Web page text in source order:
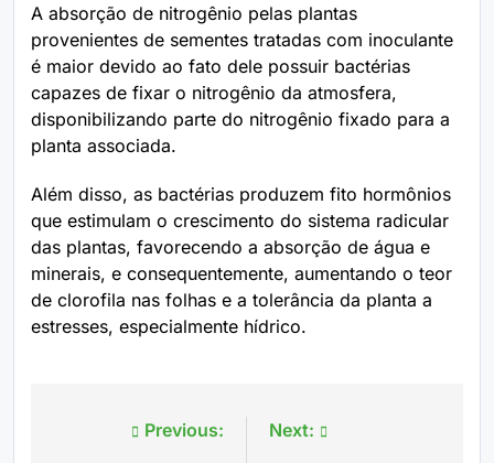
A absorção de nitrogênio pelas plantas
provenientes de sementes tratadas com inoculante
é maior devido ao fato dele possuir bactérias
capazes de fixar o nitrogênio da atmosfera,
disponibilizando parte do nitrogênio fixado para a
planta associada.
Além disso, as bactérias produzem fito hormônios
que estimulam o crescimento do sistema radicular
das plantas, favorecendo a absorção de água e
minerais, e consequentemente, aumentando o teor
de clorofila nas folhas e a tolerância da planta a
estresses, especialmente hídrico.
NavegaçãoPrevious:
Next: